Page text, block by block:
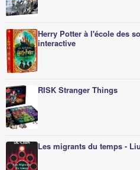
Herry Potter à l'école des
interactive
RISK Stranger Things
Les migrants du temps -